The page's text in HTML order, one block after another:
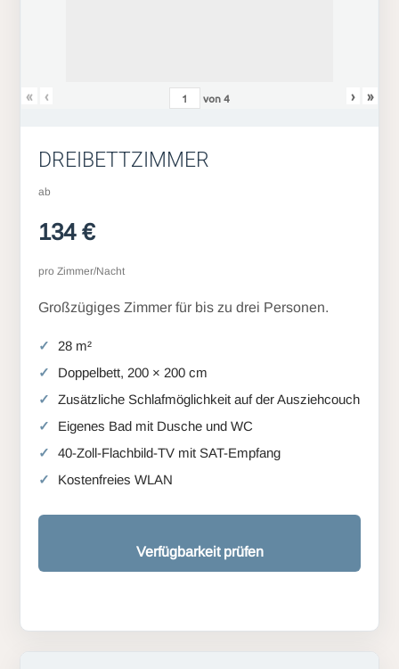
« ‹ von4 › »
DREIBETTZIMMER
ab
134 €
pro Zimmer/Nacht
Großzügiges Zimmer für bis zu drei Personen.
28 m²
Doppelbett, 200 × 200 cm
Zusätzliche Schlafmöglichkeit auf der Ausziehcouch
Eigenes Bad mit Dusche und WC
40-Zoll-Flachbild-TV mit SAT-Empfang
Kostenfreies WLAN
Verfügbarkeit prüfen